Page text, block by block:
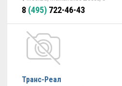
8 (495) 722-46-43
Транс-Реал